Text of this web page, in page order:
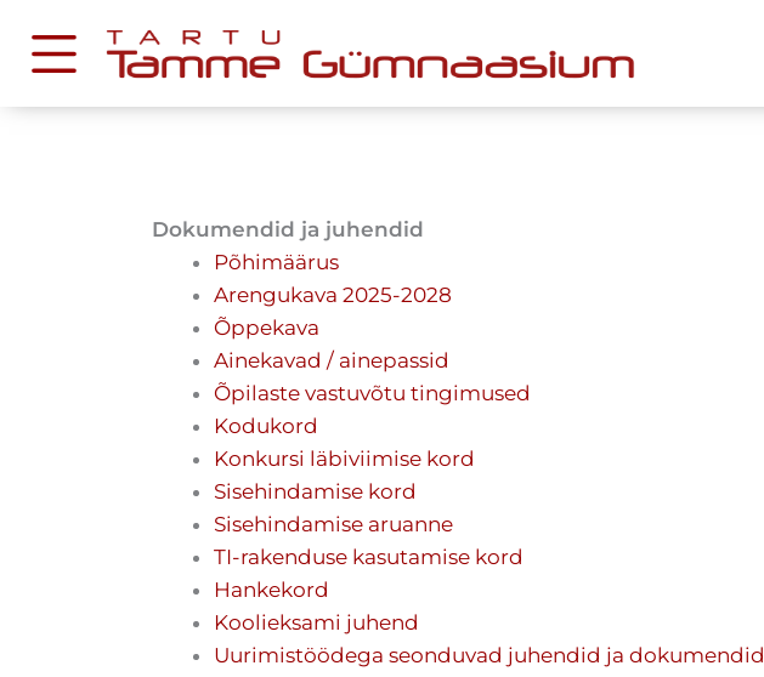
content
Stuudium
Postkast
Drive
Tamme TV
Tamme Leht
Kooliraadio
Koorilaul
Dokumendid ja juhendid
Põhimäärus
Arengukava 2025-2028
Õppekava
Ainekavad / ainepassid
Õpilaste vastuvõtu tingimused
Kodukord
Konkursi läbiviimise kord
Sisehindamise kord
Sisehindamise aruanne
TI-rakenduse kasutamise kord
Hankekord
Koolieksami juhend
Uurimistöödega seonduvad juhendid ja dokumendid